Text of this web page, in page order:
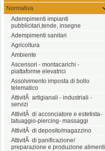
Normativa
Adempimenti impianti
pubblicitari,tende, insegne
Adempimenti sanitari
Agricoltura
Ambiente
Ascensori - montacarichi -
piattaforme elevatrici
Assolvimento imposta di bollo
telematico
AttivitÃ artigianali - industriali -
servizi
AttivitÃ di acconciatore e estetista-
tatuaggio-piercing- massaggi
AttivitÃ di deposito/magazzino
AttivitÃ di panificazione/
preparazione e produzione alimenti